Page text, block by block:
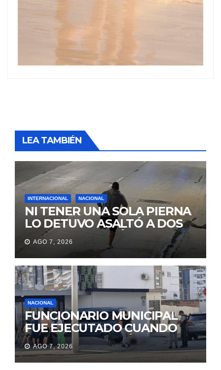
LEA TAMBIÉN
INTERNACIONAL NACIONAL
NI TENER UNA SOLA PIERNA
LO DETUVO ASALTÓ A DOS
MUJERES Y HUYÓ
BRINCANDO.
AGO 7, 2026
NACIONAL
FUNCIONARIO MUNICIPAL
FUE EJECUTADO CUANDO
IBA A UNA REUNIÓN DE
TRABAJO EN MANTA
AGO 7, 2026